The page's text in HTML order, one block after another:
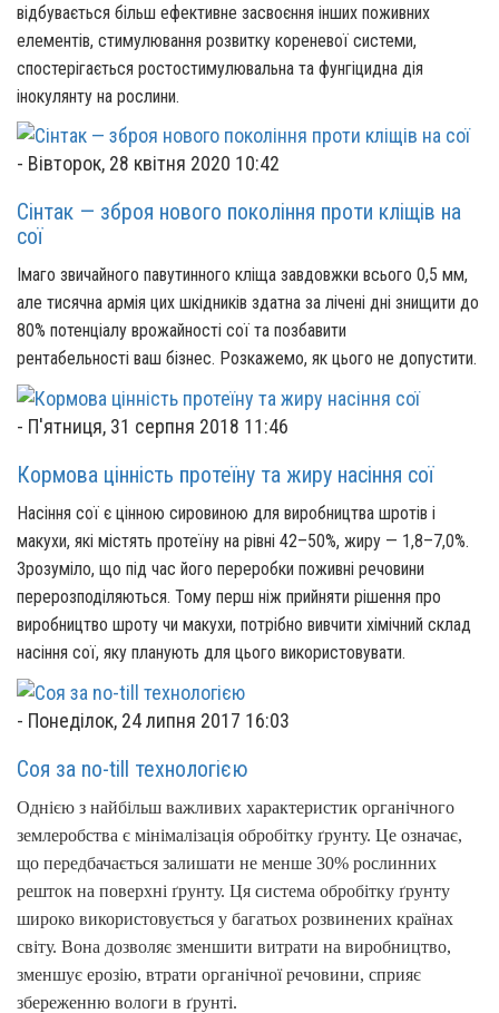
відбувається більш ефективне засвоєння інших поживних
елементів, стимулювання розвитку кореневої системи,
спостерігається ростостимулювальна та фунгіцидна дія
інокулянту на рослини.
- Вівторок, 28 квітня 2020 10:42
Сінтак — зброя нового покоління проти кліщів на
сої
Імаго звичайного павутинного кліща завдовжки всього 0,5 мм,
але тисячна армія цих шкідників здатна за лічені дні знищити до
80% потенціалу врожайності сої та позбавити
рентабельності ваш бізнес. Розкажемо, як цього не допустити.
- П'ятниця, 31 серпня 2018 11:46
Кормова цінність протеїну та жиру насіння сої
Насіння сої є цінною сировиною для виробництва шротів і
макухи, які містять протеїну на рівні 42–50%, жиру — 1,8–7,0%.
Зрозуміло, що під час його переробки поживні речовини
перерозподіляються. Тому перш ніж прийняти рішення про
виробництво шроту чи макухи, потрібно вивчити хімічний склад
насіння сої, яку планують для цього використовувати.
- Понеділок, 24 липня 2017 16:03
Соя за no-till технологією
Однією з найбільш важливих характеристик органічного
землеробства є мінімалізація обробітку ґрунту. Це означає,
що передбачається залишати не менше 30% рослинних
решток на поверхні ґрунту. Ця система обробітку ґрунту
широко використовується у багатьох розвинених країнах
світу. Вона дозволяє зменшити витрати на виробництво,
зменшує ерозію, втрати органічної речовини, сприяє
збереженню вологи в ґрунті.